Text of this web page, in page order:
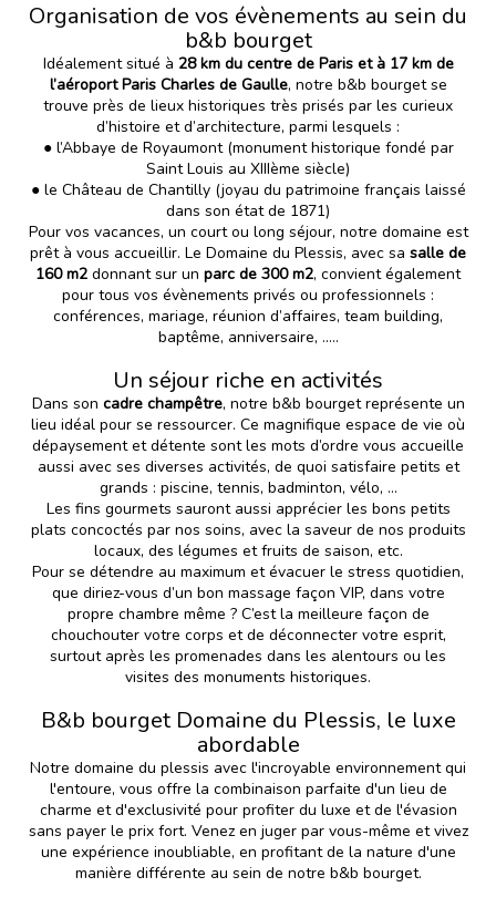
Organisation de vos évènements au sein du
b&b bourget
Idéalement situé à 28 km du centre de Paris et à 17 km de
l’aéroport Paris Charles de Gaulle, notre b&b bourget se
trouve près de lieux historiques très prisés par les curieux
d’histoire et d’architecture, parmi lesquels :
● l’Abbaye de Royaumont (monument historique fondé par
Saint Louis au XIIIème siècle)
● le Château de Chantilly (joyau du patrimoine français laissé
dans son état de 1871)
Pour vos vacances, un court ou long séjour, notre domaine est
prêt à vous accueillir. Le Domaine du Plessis, avec sa salle de
160 m2 donnant sur un parc de 300 m2, convient également
pour tous vos évènements privés ou professionnels :
conférences, mariage, réunion d’affaires, team building,
baptême, anniversaire, .....
Un séjour riche en activités
Dans son cadre champêtre, notre b&b bourget représente un
lieu idéal pour se ressourcer. Ce magnifique espace de vie où
dépaysement et détente sont les mots d’ordre vous accueille
aussi avec ses diverses activités, de quoi satisfaire petits et
grands : piscine, tennis, badminton, vélo, ...
Les fins gourmets sauront aussi apprécier les bons petits
plats concoctés par nos soins, avec la saveur de nos produits
locaux, des légumes et fruits de saison, etc.
Pour se détendre au maximum et évacuer le stress quotidien,
que diriez-vous d’un bon massage façon VIP, dans votre
propre chambre même ? C’est la meilleure façon de
chouchouter votre corps et de déconnecter votre esprit,
surtout après les promenades dans les alentours ou les
visites des monuments historiques.
B&b bourget Domaine du Plessis, le luxe
abordable
Notre domaine du plessis avec l'incroyable environnement qui
l'entoure, vous offre la combinaison parfaite d'un lieu de
charme et d'exclusivité pour profiter du luxe et de l'évasion
sans payer le prix fort. Venez en juger par vous-même et vivez
une expérience inoubliable, en profitant de la nature d'une
manière différente au sein de notre b&b bourget.